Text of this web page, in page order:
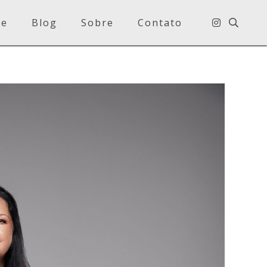
Blog Sobre Contato